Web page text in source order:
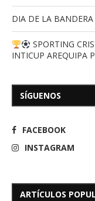
DIA DE LA
SPORTING
INTICUP AREQUIPA
SÍGUENOS
FACEBOOK
INSTAGRAM
ARTÍCULOS